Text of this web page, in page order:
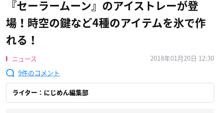
『セーラームーン』のアイストレーが登
場！時空の鍵など4種のアイテムを氷で作
れる！
ニュース
2018年01月20日 12:30
9
ライター：にじめん編集部